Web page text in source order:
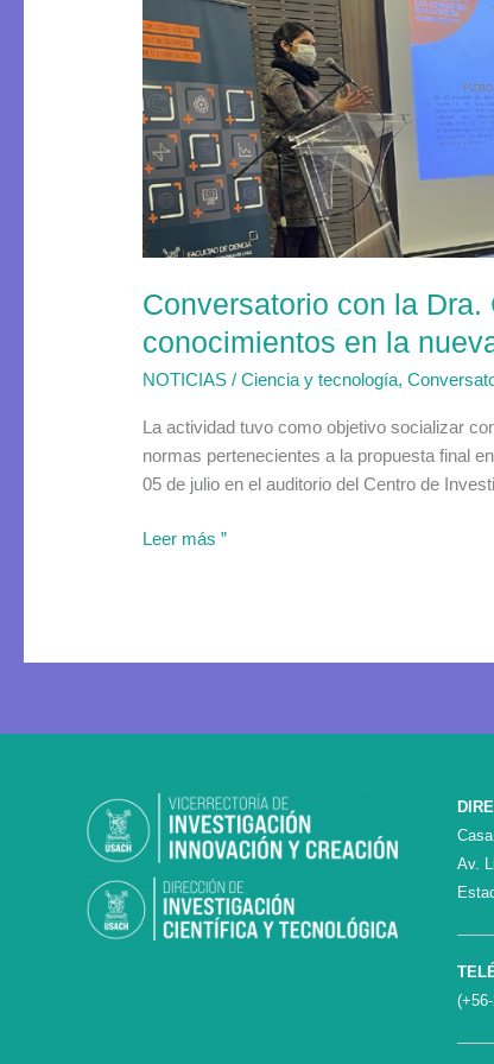
Conversatorio con la
conocimientos en la
NOTICIAS /Ciencia y tecnología,
La actividad tuvo como objetivo socializar
normas pertenecientes a la propuesta final
05 de julio en el auditorio del Centro de
la
Dra.
Dorador:
“Ciencia,
tecnología
y
conocimientos
en
nueva
Constitución”
Leer más ”
Av.